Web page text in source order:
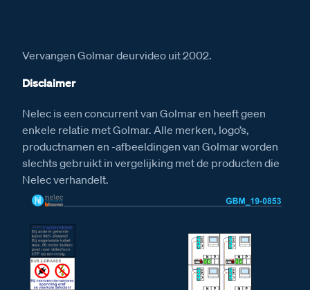
Afmetingen van het Serie 160V deurstation
Afmetingen van de videofoon M-50b Classe 100
Vervangen Golmar deurvideo uit 2002.
Disclaimer
Nelec is een concurrent van Golmar en heeft geen
enkele relatie met Golmar. Alle merken, logo’s,
productnamen en -afbeeldingen van Golmar worden
slechts gebruikt in vergelijking met de producten die
Nelec verhandelt.